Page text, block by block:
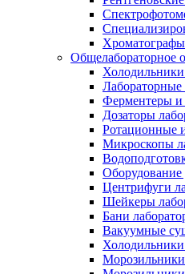
Хроматографы
Общелабораторное
Лабораторные
Ферментеры и
Дозаторы
Ротационные
Микроскопы
Оборудование
Центрифуги
Шейкеры
Бани
Вакуумные